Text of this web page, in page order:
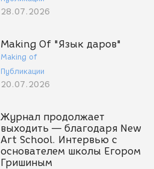
28.07.2026
Making Of "Язык даров"
Making of
Публикации
20.07.2026
Журнал продолжает
выходить — благодаря New
Art School. Интервью с
основателем школы Егором
Гришиным